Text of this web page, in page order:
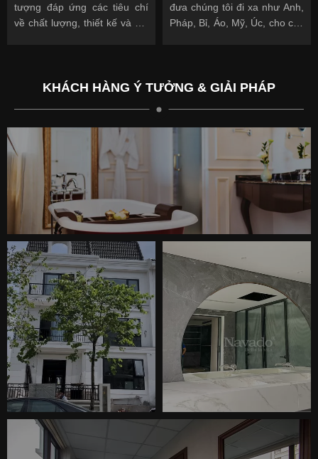
tượng đáp ứng các tiêu chí
về chất lượng, thiết kế và giá
đưa chúng tôi đi xa như Anh,
Pháp, Bỉ, Áo, Mỹ, Úc, cho các
KHÁCH HÀNG Ý TƯỞNG & GIẢI PHÁP